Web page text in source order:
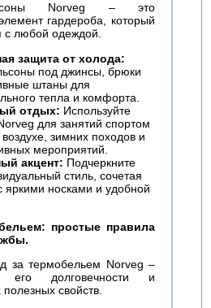
Norveg – это
гардероба, который
с любой одеждой.
защита от холода:
под джинсы, брюки
штаны для
тепла и комфорта.
отдых: Используйте
для занятий спортом
зимних походов и
мероприятий.
акцент: Подчеркните
стиль, сочетая
яркими носками и удобной
простые правила
за термобельем Norveg –
его долговечности и
свойств.